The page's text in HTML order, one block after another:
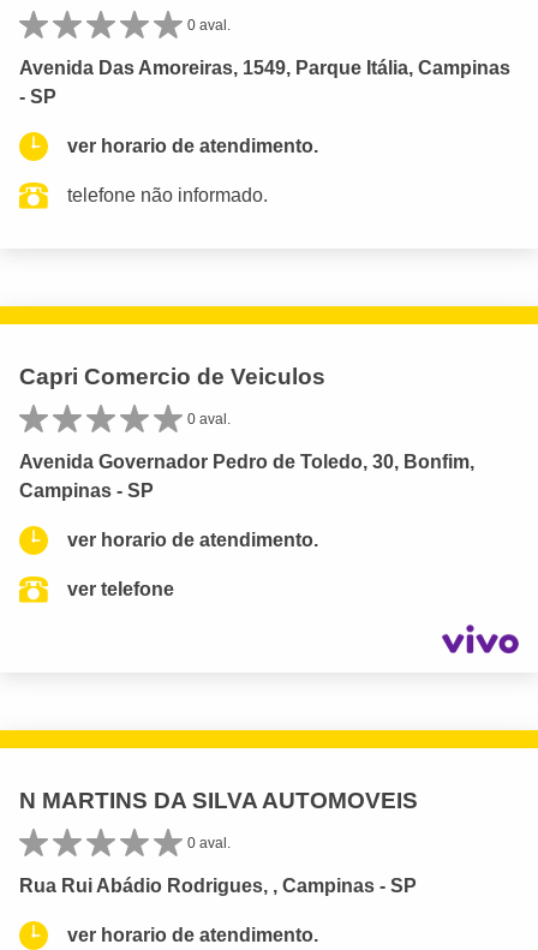
0 aval.
Avenida Das Amoreiras, 1549, Parque Itália, Campinas
- SP
ver horario de atendimento.
telefone não informado.
Capri Comercio de Veiculos
0 aval.
Avenida Governador Pedro de Toledo, 30, Bonfim,
Campinas - SP
ver horario de atendimento.
ver telefone
N MARTINS DA SILVA AUTOMOVEIS
0 aval.
Rua Rui Abádio Rodrigues, , Campinas - SP
ver horario de atendimento.